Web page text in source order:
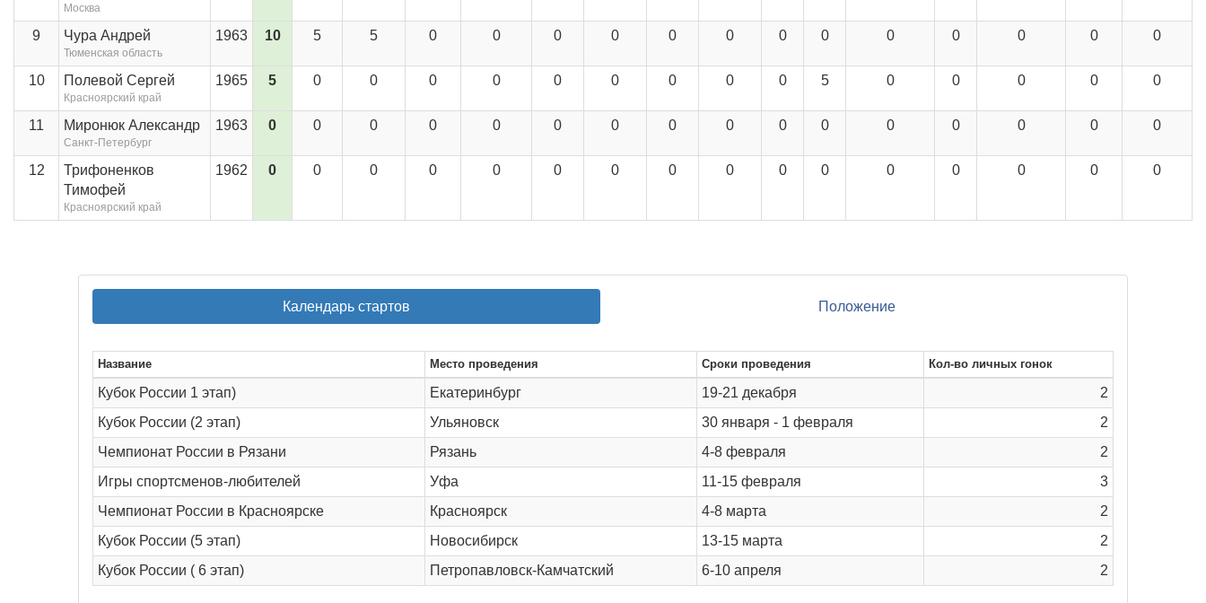
Москва
9 Чура Андрей
Тюменская область
1963 10 5 5 0 0 0 0 0 0 0 0 0 0 0 0 0
10 Полевой Сергей
Красноярский край
1965 5 0 0 0 0 0 0 0 0 0 5 0 0 0 0 0
11 Миронюк Александр
Санкт-Петербург
1963 0 0 0 0 0 0 0 0 0 0 0 0 0 0 0 0
12
Трифоненков
Тимофей
Красноярский край
1962 0 0 0 0 0 0 0 0 0 0 0 0 0 0 0 0
Календарь стартов Положение
Название Место проведения Сроки проведения Кол-во личных гонок
Кубок России 1 этап) Екатеринбург 19-21 декабря
2
Кубок России (2 этап)
Ульяновск 30 января - 1 февраля
2
Чемпионат России в Рязани
Рязань 4-8 февраля
2
Игры спортсменов-любителей
Уфа 11-15 февраля
3
Чемпионат России в Красноярске
Красноярск 4-8 марта
2
Кубок России (5 этап)
Новосибирск 13-15 марта
2
Кубок России ( 6 этап)
Петропавловск-Камчатский 6-10 апреля 2